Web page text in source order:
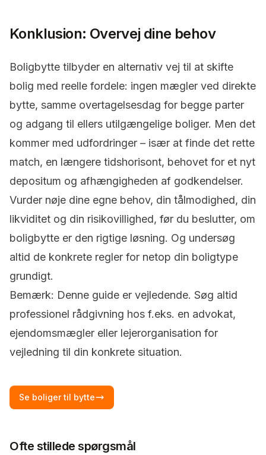
Konklusion: Overvej dine behov
Boligbytte tilbyder en alternativ vej til at skifte
bolig med reelle fordele: ingen mægler ved direkte
bytte, samme overtagelsesdag for begge parter
og adgang til ellers utilgængelige boliger. Men det
kommer med udfordringer – især at finde det rette
match, en længere tidshorisont, behovet for et nyt
depositum og afhængigheden af godkendelser.
Vurder nøje dine egne behov, din tålmodighed, din
likviditet og din risikovillighed, før du beslutter, om
boligbytte er den rigtige løsning. Og undersøg
altid de konkrete regler for netop din boligtype
grundigt.
Bemærk: Denne guide er vejledende. Søg altid
professionel rådgivning hos f.eks. en advokat,
ejendomsmægler eller lejerorganisation for
vejledning til din konkrete situation.
Se boligertil bytte
Ofte stillede spørgsmål